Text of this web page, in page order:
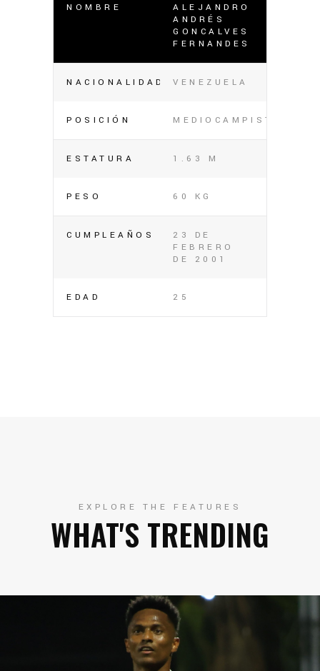
NOMBRE
ALEJANDRO
ANDRÉS
GONCALVES
FERNANDES
NACIONALIDAD VENEZUELA
POSICIÓN MEDIOCAMPISTA
ESTATURA 1.63 M
PESO 60 KG
CUMPLEAÑOS
23 DE
FEBRERO
DE 2001
EDAD 25
EXPLORE THE FEATURES
WHAT'S TRENDING